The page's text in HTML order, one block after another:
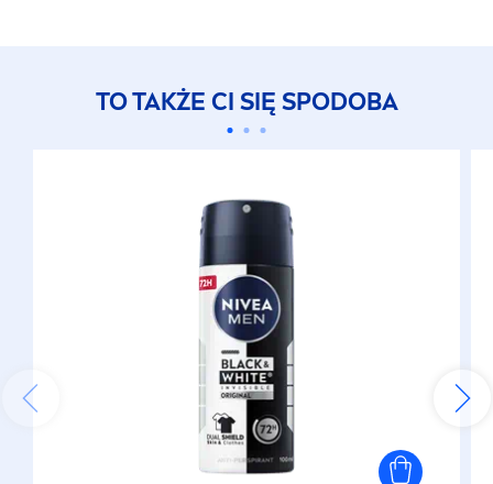
Jak dbać o cerę?
Jak ograniczyć nadmierne wydzielanie sebum?
Szczoteczka soniczna do twarzy – jak używać?
Gruczoły łojowe – jak działają i dlaczego
potrafią sprawiać problemy?
Złuszczanie naskórka – jak robić to dobrze?
Peeling – ile razy w tygodniu go wykonywać?
Demakijaż oczu – jak wykonać go poprawnie?
Domowe sposoby na wągry